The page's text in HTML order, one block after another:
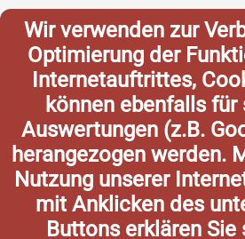
Wir verwenden zur
Optimierung der
Internetauftrittes,
können ebenfalls
Auswertungen (z.B.
herangezogen werden.
Nutzung unserer
mit Anklicken des
Buttons erklären